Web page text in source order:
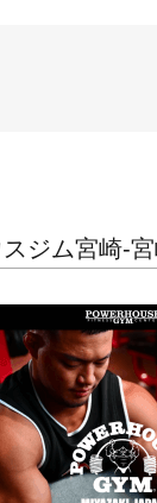
ジム宮崎-